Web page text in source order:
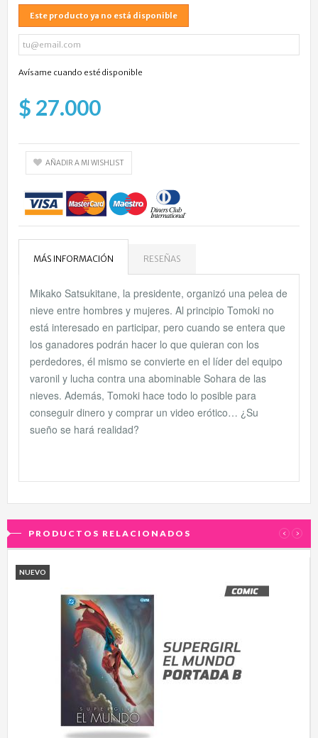
Este producto ya no está disponible
Avísame cuando esté disponible
$ 27.000
AÑADIR A MI WISHLIST
MÁS INFORMACIÓN RESEÑAS
Mikako Satsukitane, la presidente, organizó una pelea de
nieve entre hombres y mujeres. Al principio Tomoki no
está interesado en participar, pero cuando se entera que
los ganadores podrán hacer lo que quieran con los
perdedores, él mismo se convierte en el líder del equipo
varonil y lucha contra una abominable Sohara de las
nieves. Además, Tomoki hace todo lo posible para
conseguir dinero y comprar un video erótico… ¿Su
sueño se hará realidad?
PRODUCTOS RELACIONADOS ‹ ›
NUEVO